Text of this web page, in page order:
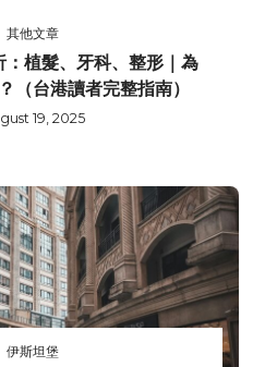
其他文章
植髮、牙科、整形｜為
（台港讀者完整指南）
19, 2025
伊斯坦堡